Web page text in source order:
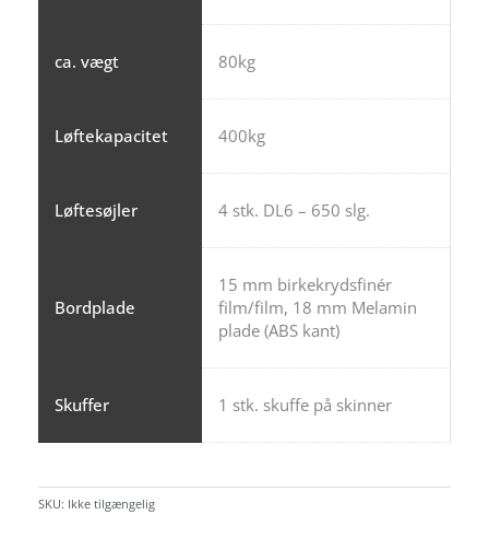
ca. vægt 80kg
Løftekapacitet 400kg
Løftesøjler 4 stk. DL6 – 650 slg.
Bordplade
15 mm birkekrydsfinér
film/film, 18 mm Melamin
plade (ABS kant)
Skuffer 1 stk. skuffe på skinner
SKU: Ikke tilgængelig